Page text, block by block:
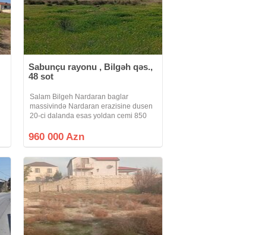
Sabunçu rayonu , Bilgəh qəs.,
48 sot
Salam Bilgeh Nardaran baglar
massivində Nardaran erazisine dusen
20-ci dalanda esas yoldan cemi 850
48 sot 3 terefi hasarli bos torpaq
960 000 Azn